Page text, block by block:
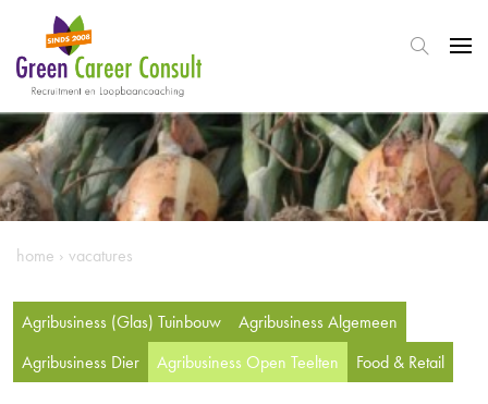
home › vacatures
Agribusiness (Glas) Tuinbouw
Agribusiness Algemeen
Agribusiness Dier
Agribusiness Open Teelten Food & Retail